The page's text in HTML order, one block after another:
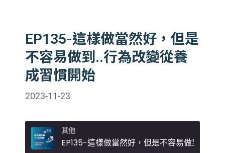
EP135-這樣做當然好，但是
不容易做到..行為改變從養
成習慣開始
2023-11-23
其他